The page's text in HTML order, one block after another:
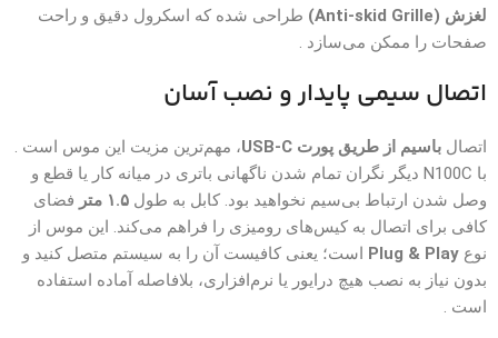
لغزش (Anti-skid Grille)
طراحی شده که اسکرول دقیق و راحت
صفحات را ممکن می‌سازد .
اتصال سیمی پایدار و نصب آسان
اتصال باسیم از طریق پورت USB-C
، مهم‌ترین مزیت این موس است .
با N100C دیگر نگران تمام شدن ناگهانی باتری در میانه کار یا قطع و
وصل شدن ارتباط بی‌سیم نخواهید بود. کابل به طول ۱.۵ متر
فضای
کافی برای اتصال به کیس‌های رومیزی را فراهم می‌کند. این موس از
نوع Plug & Play است؛ یعنی کافیست آن را به سیستم متصل کنید و
بدون نیاز به نصب هیچ درایور یا نرم‌افزاری، بلافاصله آماده استفاده
است .